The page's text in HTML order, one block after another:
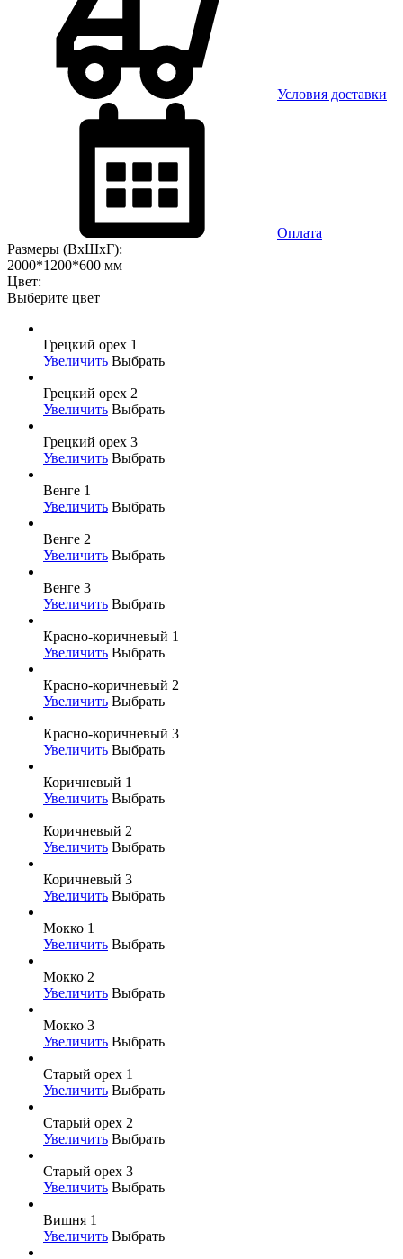
Условия доставки
Оплата
Размеры (ВхШхГ):
2000*1200*600 мм
Цвет:
Выберите цвет
Грецкий орех 1
Увеличить Выбрать
Грецкий орех 2
Увеличить Выбрать
Грецкий орех 3
Увеличить Выбрать
Венге 1
Увеличить Выбрать
Венге 2
Увеличить Выбрать
Венге 3
Увеличить Выбрать
Красно-коричневый 1
Увеличить Выбрать
Красно-коричневый 2
Увеличить Выбрать
Красно-коричневый 3
Увеличить Выбрать
Коричневый 1
Увеличить Выбрать
Коричневый 2
Увеличить Выбрать
Коричневый 3
Увеличить Выбрать
Мокко 1
Увеличить Выбрать
Мокко 2
Увеличить Выбрать
Мокко 3
Увеличить Выбрать
Старый орех 1
Увеличить Выбрать
Старый орех 2
Увеличить Выбрать
Старый орех 3
Увеличить Выбрать
Вишня 1
Увеличить Выбрать